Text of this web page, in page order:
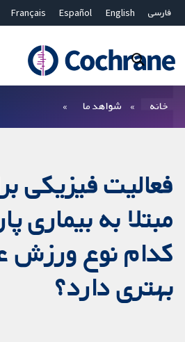
فارسی English
Español
Français
Bahasa Malaysia
ไทย
繁體中文
خانه شواهد ما
فعالیت فیزیکی
مبتلا به بیماری
کدام نوع ورزش
بهتری دارد؟